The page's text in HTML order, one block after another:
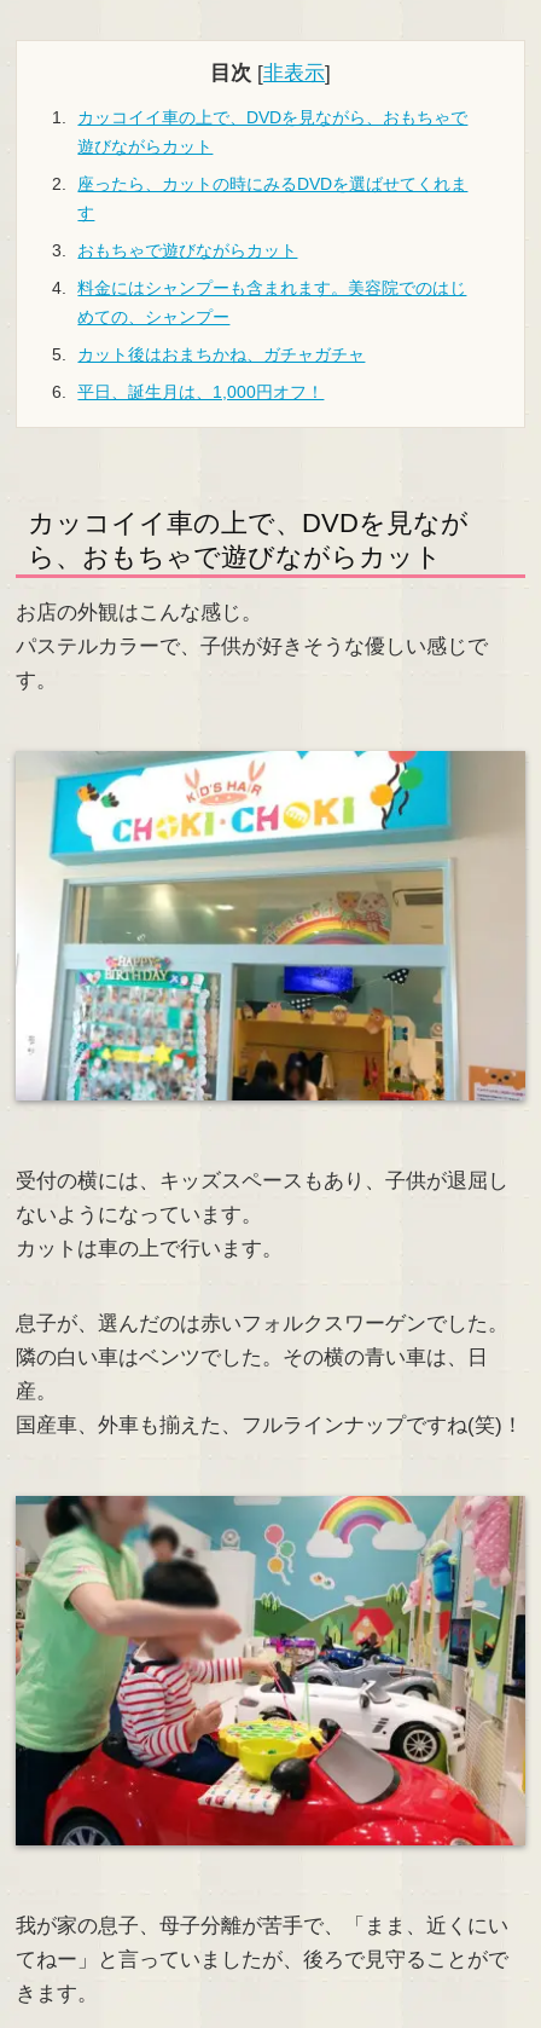
目次 [非表示]
カッコイイ車の上で、DVDを見ながら、おもちゃで
遊びながらカット
座ったら、カットの時にみるDVDを選ばせてくれま
す
おもちゃで遊びながらカット
料金にはシャンプーも含まれます。美容院でのはじ
めての、シャンプー
カット後はおまちかね、ガチャガチャ
平日、誕生月は、1,000円オフ！
カッコイイ車の上で、DVDを見なが
ら、おもちゃで遊びながらカット
お店の外観はこんな感じ。
パステルカラーで、子供が好きそうな優しい感じで
す。
受付の横には、キッズスペースもあり、子供が退屈し
ないようになっています。
カットは車の上で行います。
息子が、選んだのは赤いフォルクスワーゲンでした。
隣の白い車はベンツでした。その横の青い車は、日
産。
国産車、外車も揃えた、フルラインナップですね(笑)！
我が家の息子、母子分離が苦手で、「まま、近くにい
てねー」と言っていましたが、後ろで見守ることがで
きます。